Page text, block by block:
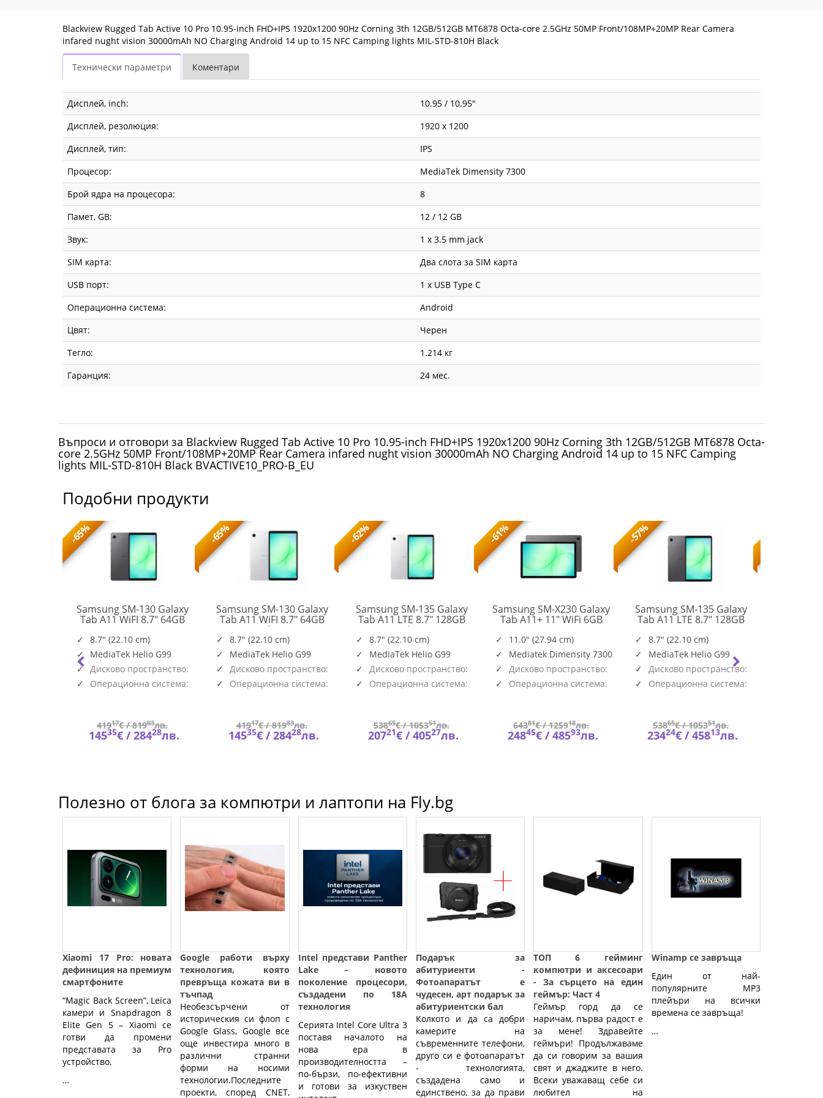
infared
nught
vision
30000mAh
NO
Charging
Android
14
up
to
15
NFC
Camping
lights
MIL-
STD-
Black
BVACTIVE10_PRO-
B_EU
|
Fly.bg
Blackview Rugged Tab Active 10 Pro 10.95-inch FHD+IPS 1920x1200 90Hz Corning 3th 12GB/512GB MT6878 Octa-core 2.5GHz 50MP Front/108MP+20MP Rear Camera
infared nught vision 30000mAh NO Charging Android 14 up to 15 NFC Camping lights MIL-STD-810H Black
Технически параметри Коментари
Дисплей, inch:
10.95 / 10.95"
Дисплей, резолюция:
1920 x 1200
Дисплей, тип:
IPS
Процесор:
MediaTek Dimensity 7300
Брой ядра на процесора:
8
Памет, GB:
12 / 12 GB
Звук:
1 x 3.5 mm jack
SIM карта:
Два слота за SIM карта
USB порт:
1 x USB Type C
Операционна система:
Android
Цвят:
Черен
Тегло:
1.214 кг
Гаранция:
24 мес.
Въпроси и отговори за Blackview Rugged Tab Active 10 Pro 10.95-inch FHD+IPS 1920x1200 90Hz Corning 3th 12GB/512GB MT6878 Octa-
core 2.5GHz 50MP Front/108MP+20MP Rear Camera infared nught vision 30000mAh NO Charging Android 14 up to 15 NFC Camping
lights MIL-STD-810H Black BVACTIVE10_PRO-B_EU
Подобни продукти
83L3001FBM
-65%
Samsung SM-130 Galaxy
Tab A11 WiFI 8.7" 64GB
X130NZAAEUE
8.7" (22.10 cm)
MediaTek Helio G99
Дисково пространство:
64GBОперационна система:
41917€ /81983лв.
14535€ /28428лв.
-65%
Samsung SM-130 Galaxy
Tab A11 WiFI 8.7" 64GB
Silver
X130NZSAEUE
8.7" (22.10 cm)
MediaTek Helio G99
Дисково пространство:
64GBОперационна система:
41917€ /81983лв.
14535€ /28428лв.
-62%
Samsung SM-135 Galaxy
Tab A11 LTE 8.7" 128GB
Silver
X135FZSEEUE
8.7" (22.10 cm)
MediaTek Helio G99
Дисково пространство:
128GBОперационна система:
53865€ /105351лв.
20721€ /40527лв.
-61%
Samsung SM-X230 Galaxy
Tab A11+ 11" WiFi 6GB
X230NZAREUE
11.0" (27.94 cm)
Mediatek Dimensity 7300
Дисково пространство:
128GBОперационна система:
64381€ /125918лв.
24845€ /48593лв.
-57%
Samsung SM-135 Galaxy
Tab A11 LTE 8.7" 128GB
X135FZAEEUE
8.7" (22.10 cm)
MediaTek Helio G99
Дисково пространство:
128GBОперационна система:
53865€ /105351лв.
23424€ /45813лв.
Полезно от блога за компютри и лаптопи на Fly.bg
Xiaomi 17 Pro: новата
дефиниция на премиум
смартфоните
“Magic Back Screen”, Leica
камери и Snapdragon 8
Elite Gen 5 – Xiaomi се
готви да промени
представата за Pro
устройство.
…
Google работи върху
технология, която
превръща кожата ви в
тъчпад
Необезсърчени от
историческия си флоп с
Google Glass, Google все
още инвестира много в
различни странни
форми на носими
технологии.Последните
проекти, според CNET,
Intel представи Panther
Lake – новото
поколение процесори,
създадени по 18A
технология
Серията Intel Core Ultra 3
поставя началото на
нова ера в
производителността –
по-бързи, по-ефективни
и готови за изкуствен
Подарък за
абитуриенти -
Фотоапаратът е
чудесен, арт подарък за
абитуриентски бал
Колкото и да са добри
камерите на
съвременните телефони,
друго си е фотоапаратът
- технологията,
създадена само и
единствено, за да прави
ТОП 6 гейминг
компютри и аксесоари
- За сърцето на един
геймър: Част 4
Геймър горд да се
наричам, първа радост е
за мене! Здравейте
геймъри! Продължаваме
да си говорим за вашия
свят и джаджите в него.
Всеки уважаващ себе си
любител на
Winamp се завръща
Един от най-
популярните MP3
плейъри на всички
времена се завръща!
…